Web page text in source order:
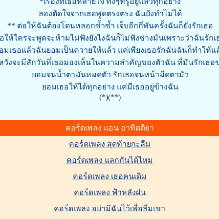
ลองตัดใจจากเธอพูดตรงตรง ฉันยังทำไม่ได้
** ต่อให้ฉันต้องโดนหลอกซ้ำซ้ำ เจ็บอีกกี่พันครั้งฉันก็ยังรักเธอ
ให้ใครจะพูดจะห้ามไม่ฟังยังไงฉันก็ไม่ฟังช่างมันเพราะว่าฉันรักเ
มเธอแล้วฉันยอมเป็นควายให้แล้ว แค่เพียงเธอรักฉันฉันก็ทำให้แ
วังจะมีสักวันที่เธอมองเห็นในความสำคัญของตัวฉัน ที่มันรักเธอ
ยอมจนน้ำตามันหมดตัว รักเธอจนหน้ามืดตามัว
ยอมเธอให้ได้ทุกอย่าง แค่มีเธออยู่ข้างฉัน
(*)(**)
คอร์ดเพลง แอน อาทิตติยา
คอร์ดเพลง สุดท้ายกะลืม
คอร์ดเพลง แลกกันได้ไหม
คอร์ดเพลง เธอคนเดิม
คอร์ดเพลง ฟ้าหลังฝน
คอร์ดเพลง อย่ามีฉันไว้เพื่อลืมเขา